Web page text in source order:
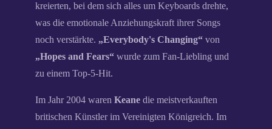
kreierten, bei dem sich alles um Keyboards drehte,
was die emotionale Anziehungskraft ihrer Songs
noch verstärkte. „Everybody's Changing“ von
„Hopes and Fears“ wurde zum Fan-Liebling und
zu einem Top-5-Hit.
Im Jahr 2004 waren Keane die meistverkauften
britischen Künstler im Vereinigten Königreich. Im